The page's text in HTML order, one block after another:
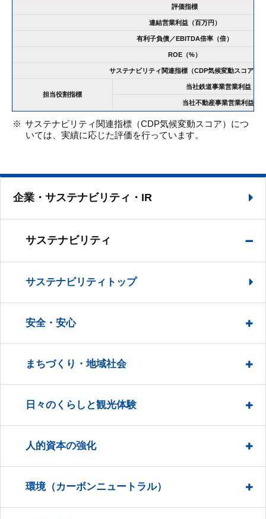
評価指標
連結営業利益（百万円）
有利子負債／EBITDA倍率（倍）
ROE（%）
サステナビリティ関連指標（CDP気候変動スコア）
担当役割指標
当社鉄道事業営業利益（百
当社不動産事業営業利益（
サステナビリティ関連指標（CDP気候変動スコア）につ
いては、実績に応じた評価を行っています。
企業・サステナビリティ・IR
サステナビリティ
サステナビリティトップ
安全・安心
まちづくり・地域社会
日々のくらしと観光体験
人的資本の強化
環境（カーボンニュートラル）